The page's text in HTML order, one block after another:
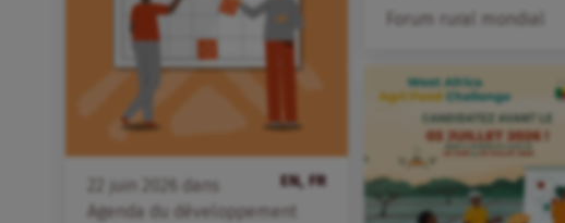
Forum rural mondial
EN, FR
juin
dans
Agenda du développement